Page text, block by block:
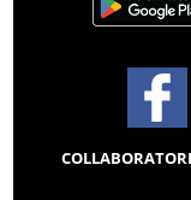
COLLABORATORI